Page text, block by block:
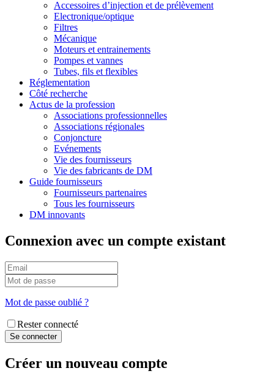
Accessoires d’injection et de prélèvement
Electronique/optique
Filtres
Mécanique
Moteurs et entrainements
Pompes et vannes
Tubes, fils et flexibles
Réglementation
Côté recherche
Actus de la profession
Associations professionnelles
Associations régionales
Conjoncture
Evénements
Vie des fournisseurs
Vie des fabricants de DM
Guide fournisseurs
Fournisseurs partenaires
Tous les fournisseurs
DM innovants
Connexion avec un compte existant
Mot de passe oublié ?
Rester connecté
Créer un nouveau compte